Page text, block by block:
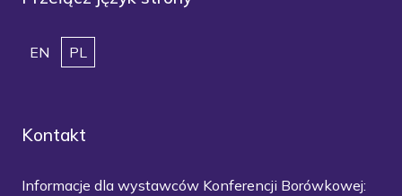
EN PL
Kontakt
Informacje dla wystawców Konferencji Borówkowej: